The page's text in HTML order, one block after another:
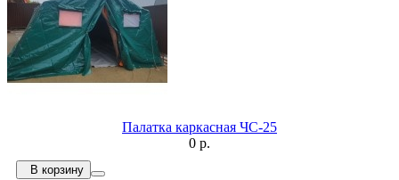
Палатка каркасная ЧС-25
0 р.
В корзину